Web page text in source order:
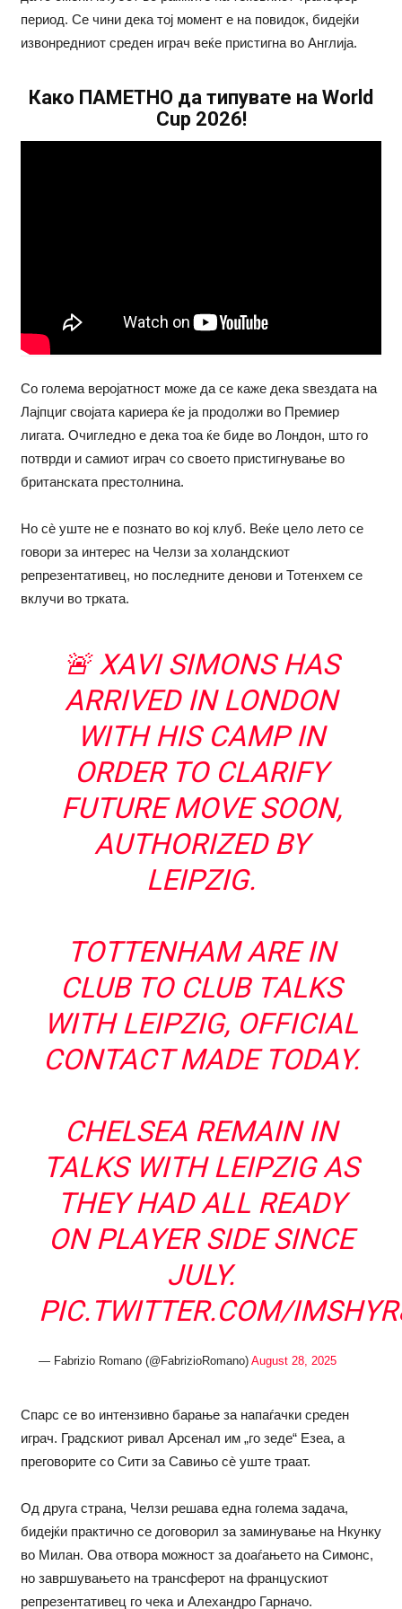
период. Се чини дека тој момент е на повидок, бидејќи
извонредниот среден играч веќе пристигна во Англија.
Како ПАМЕТНО да типувате на World
Cup 2026!
Со голема веројатност може да се каже дека ѕвездата на
Лајпциг својата кариера ќе ја продолжи во Премиер
лигата. Очигледно е дека тоа ќе биде во Лондон, што го
потврди и самиот играч со своето пристигнување во
британската престолнина.
Но сè уште не е познато во кој клуб. Веќе цело лето се
говори за интерес на Челзи за холандскиот
репрезентативец, но последните денови и Тотенхем се
вклучи во трката.
🚨 XAVI SIMONS HAS
ARRIVED IN LONDON
WITH HIS CAMP IN
ORDER TO CLARIFY
FUTURE MOVE SOON,
AUTHORIZED BY
LEIPZIG.
TOTTENHAM ARE IN
CLUB TO CLUB TALKS
WITH LEIPZIG, OFFICIAL
CONTACT MADE TODAY.
CHELSEA REMAIN IN
TALKS WITH LEIPZIG AS
THEY HAD ALL READY
ON PLAYER SIDE SINCE
JULY.
PIC.TWITTER.COM/
— Fabrizio Romano (@FabrizioRomano) August 28, 2025
Спарс се во интензивно барање за напаѓачки среден
играч. Градскиот ривал Арсенал им „го зеде“ Езеа, а
преговорите со Сити за Савињо сè уште траат.
Од друга страна, Челзи решава една голема задача,
бидејќи практично се договорил за заминување на Нкунку
во Милан. Ова отвора можност за доаѓањето на Симонс,
но завршувањето на трансферот на францускиот
репрезентативец го чека и Алехандро Гарначо.